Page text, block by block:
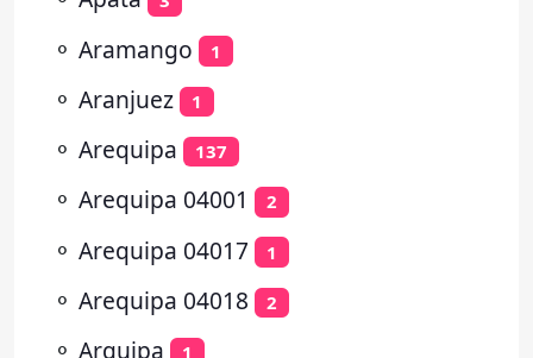
⚬ Aramango 1
⚬ Aranjuez 1
⚬ Arequipa 137
⚬ Arequipa 04001 2
⚬ Arequipa 04017 1
⚬ Arequipa 04018 2
⚬ Arquipa 1